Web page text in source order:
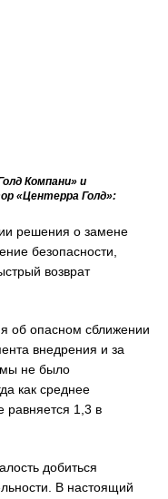
Компани» и
«Центерра Голд»:
решения о замене
безопасности,
возврат
об опасном сближении
внедрения и за
не было
как среднее
равняется 1,3 в
добиться
В настоящий